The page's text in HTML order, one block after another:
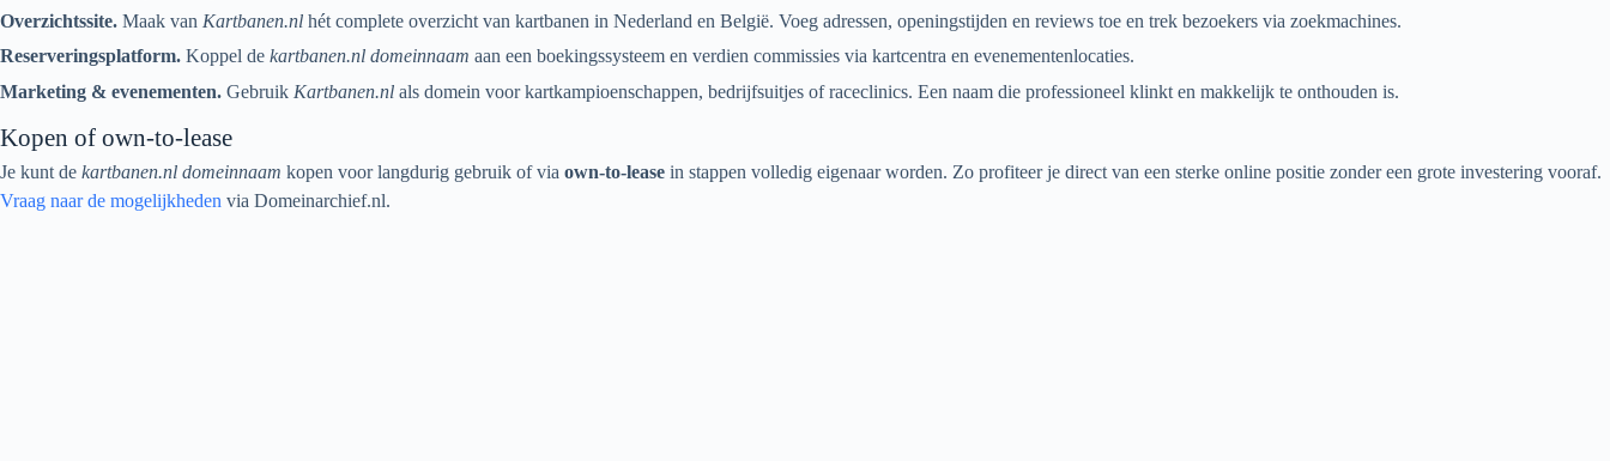
Overzichtssite. Maak van Kartbanen.nl hét complete overzicht van kartbanen in Nederland en België. Voeg adressen, openingstijden en reviews toe en trek bezoekers via zoekmachines.
Reserveringsplatform. Koppel de kartbanen.nl domeinnaam aan een boekingssysteem en verdien commissies via kartcentra en evenementenlocaties.
Marketing & evenementen. Gebruik Kartbanen.nl als domein voor kartkampioenschappen, bedrijfsuitjes of raceclinics. Een naam die professioneel klinkt en makkelijk te onthouden is.
Kopen of own-to-lease
Je kunt de kartbanen.nl domeinnaam kopen voor langdurig gebruik of via own-to-lease in stappen volledig eigenaar worden. Zo profiteer je direct van een sterke online positie zonder een grote investering vooraf.
Vraag naar de mogelijkheden via Domeinarchief.nl.